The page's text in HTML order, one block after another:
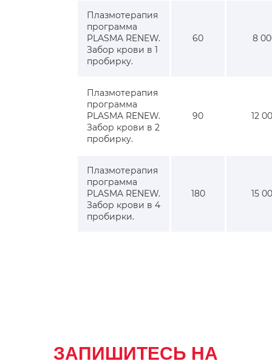
Плазмотерапия
программа
PLASMA RENEW.
Забор крови в 1
пробирку.
60 8
Плазмотерапия
программа
PLASMA RENEW.
Забор крови в 2
пробирку.
90 12
Плазмотерапия
программа
PLASMA RENEW.
Забор крови в 4
пробирки.
180 15
ЗАПИШИТЕСЬ НА